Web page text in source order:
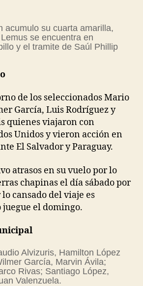
acumulo su cuarta amarilla,
se encuentra en
y el tramite de Saúl Phillip
de los seleccionados Mario
García, Luis Rodríguez y
quienes viajaron con
Unidos y vieron acción en
El Salvador y Paraguay.
atrasos en su vuelo por lo
chapinas el día sábado por
cansado del viaje es
el domingo.
Alvizuris, Hamilton López
García, Marvin Ávila;
Rivas; Santiago López,
Valenzuela.